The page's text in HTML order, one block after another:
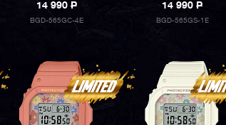
14 990P
BGD-565GC-4E
14 990P
BGD-565GS-1E